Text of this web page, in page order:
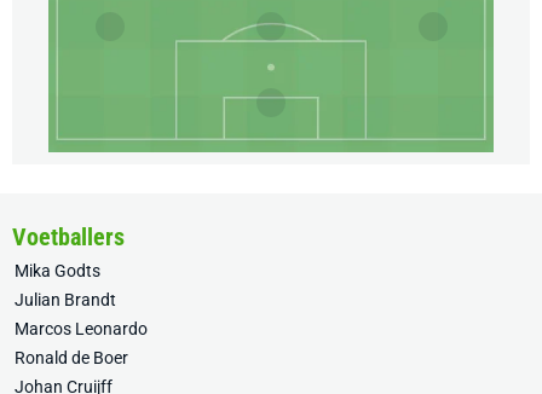
Voetballers
Mika Godts
Julian Brandt
Marcos Leonardo
Ronald de Boer
Johan Cruijff